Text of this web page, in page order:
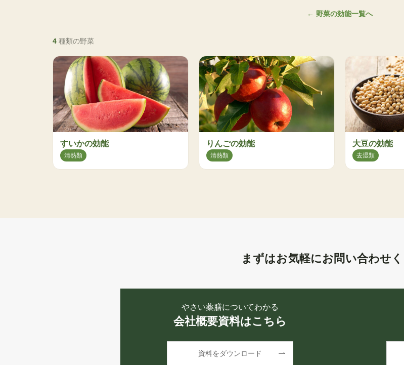
← 野菜の効能一覧へ
4 種類の野菜
すいかの効能
清熱類
りんごの効能
清熱類
大豆の効能
去湿類
まずはお気軽にお問い合わせ
やさい薬膳についてわかる
会社概要資料はこちら
資料をダウンロード